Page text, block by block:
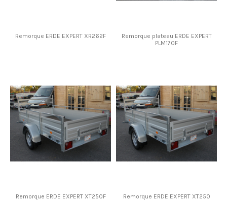
Remorque ERDE EXPERT XR262F
Remorque plateau ERDE EXPERT
PLM170F
Remorque ERDE EXPERT XT250F Remorque ERDE EXPERT XT250